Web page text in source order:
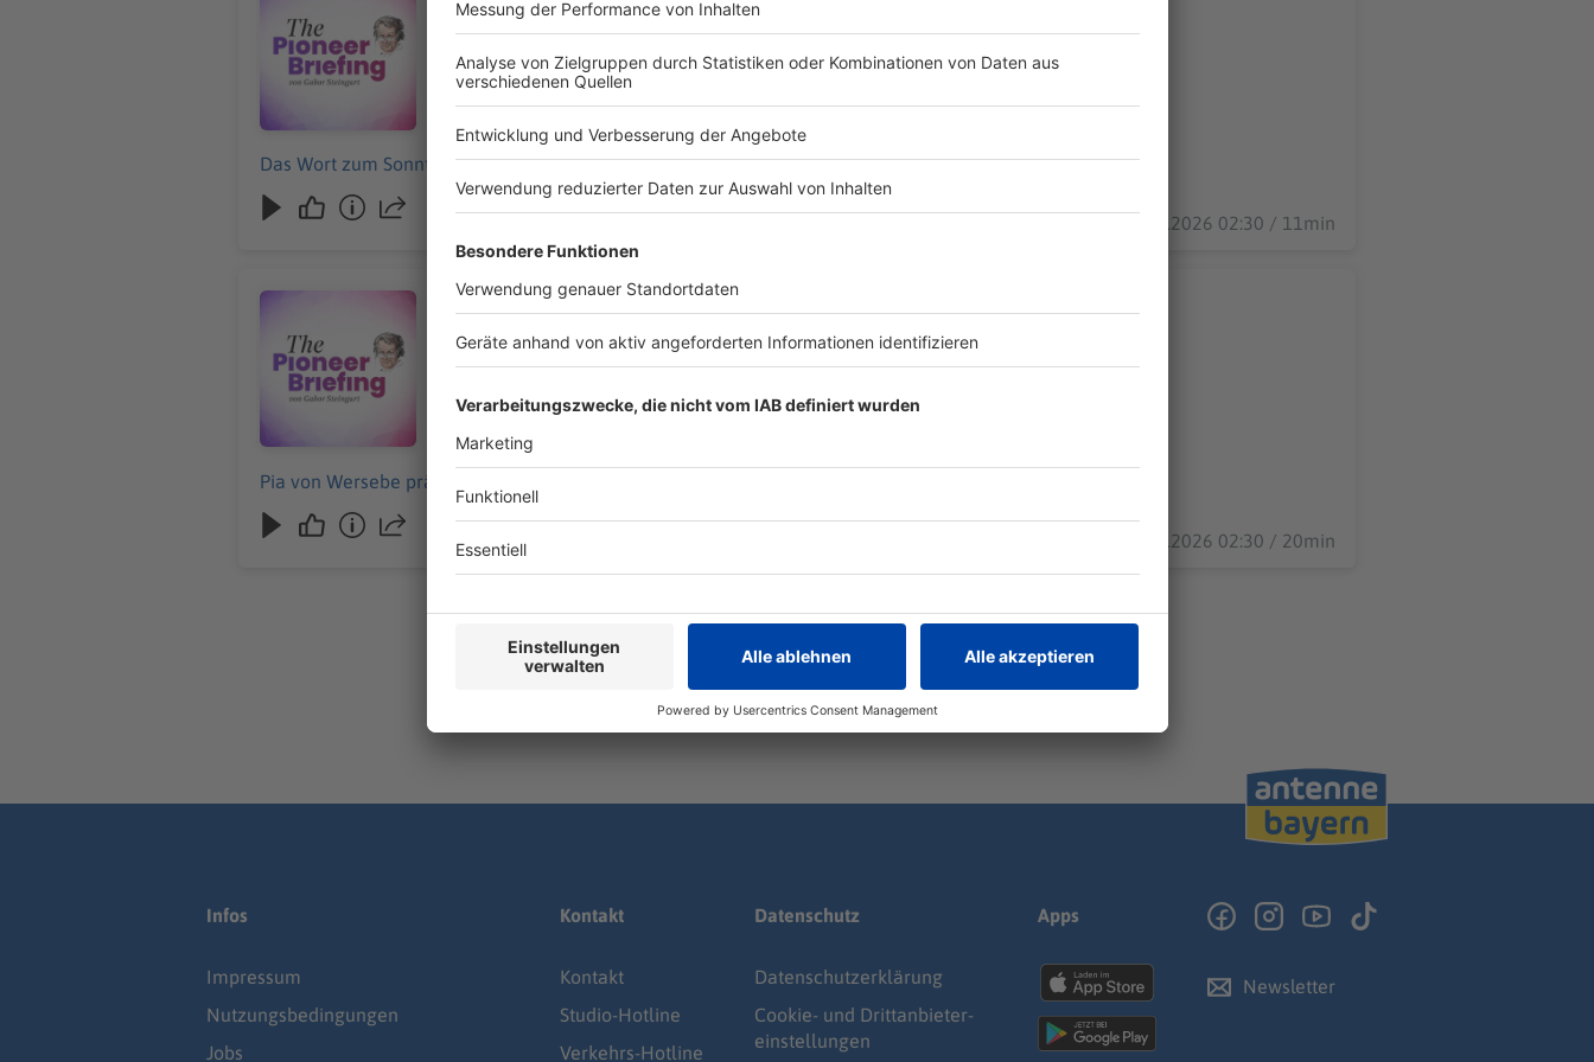
Das Wort zum Sonntag von Jörg Thadeusz.
02.08.2026 02:30 / 11min
Das Wort zum Sonntag von Jörg Thadeusz.
02.08.2026 02:30 / 11min
Audiotitel - Vom Unterschied zwischen Staatsmännern und Politikern
Vom Unterschied zwischen Staatsmännern und Politikern
Pia von Wersebe präsentiert die Morning Briefing Weekend Edition.
Pia von Wersebe präsentiert die Morning Briefing Weekend Edition.
01.08.2026 02:30 / 20min
Infos
Impressum
Nutzungsbedingungen
Jobs
Kontakt
Kontakt
Studio-Hotline
Verkehrs-Hotline
Datenschutz
Datenschutz­erklärung
Cookie- und Drittanbieter-
einstellungen
Apps
Newsletter